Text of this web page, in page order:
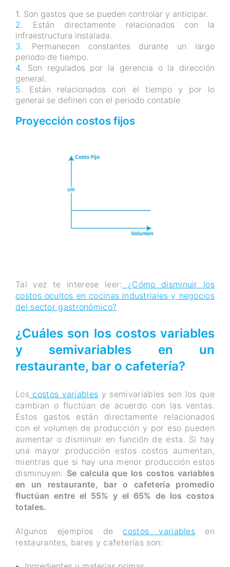
Son gastos que se pueden controlar y anticipar.
Están directamente relacionados con la
infraestructura instalada.
Permanecen constantes durante un largo
periodo de tiempo.
Son regulados por la gerencia o la dirección
general.
Están relacionados con el tiempo y por lo
general se definen con el periodo contable
Proyección costos fijos
Tal vez te interese leer: ¿Cómo disminuir los
costos ocultos en cocinas industriales y negocios
del sector gastronómico?
¿Cuáles son los costos variables
y semivariables en un
restaurante, bar o cafetería?
Los costos variables y semivariables son los que
cambian o fluctúan de acuerdo con las ventas.
Estos gastos están directamente relacionados
con el volumen de producción y por eso pueden
aumentar o disminuir en función de esta. Si hay
una mayor producción estos costos aumentan,
mientras que si hay una menor producción estos
disminuyen. Se calcula que los costos variables
en un restaurante, bar o cafetería promedio
fluctúan entre el 55% y el 65% de los costos
totales.
Algunos ejemplos de costos variables en
restaurantes, bares y cafeterías son: